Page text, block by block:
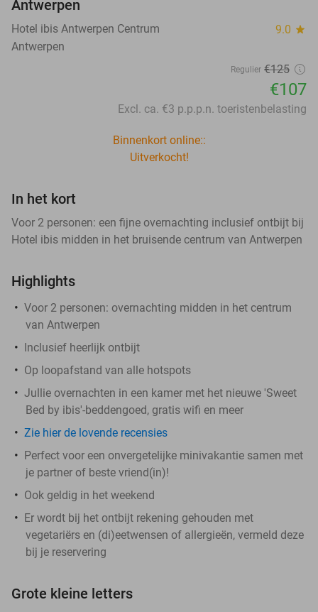
Antwerpen
Hotel ibis Antwerpen Centrum 9.0 star
Antwerpen
Regulier €125
€107
Excl. ca. €3 p.p.p.n. toeristenbelasting
Binnenkort online::
Uitverkocht!
In het kort
Voor 2 personen: een fijne overnachting inclusief ontbijt bij
Hotel ibis midden in het bruisende centrum van Antwerpen
Highlights
Voor 2 personen: overnachting midden in het centrum
van Antwerpen
Inclusief heerlijk ontbijt
Op loopafstand van alle hotspots
Jullie overnachten in een kamer met het nieuwe 'Sweet
Bed by ibis'-beddengoed, gratis wifi en meer
Zie hier de lovende recensies
Perfect voor een onvergetelijke minivakantie samen met
je partner of beste vriend(in)!
Ook geldig in het weekend
Er wordt bij het ontbijt rekening gehouden met
vegetariërs en (di)eetwensen of allergieën, vermeld deze
bij je reservering
Grote kleine letters